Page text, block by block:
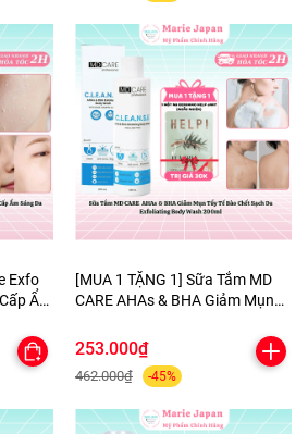
Exfo
Ẩm
[MUA 1 TẶNG 1] Sữa Tắm MD
CARE AHAs & BHA Giảm Mụn
Exfoliating Body Wash 200ml-
TẶNG 1 MẶT NẠ BERGAMO
HELP JARY
253.000₫
462.000₫ -45%